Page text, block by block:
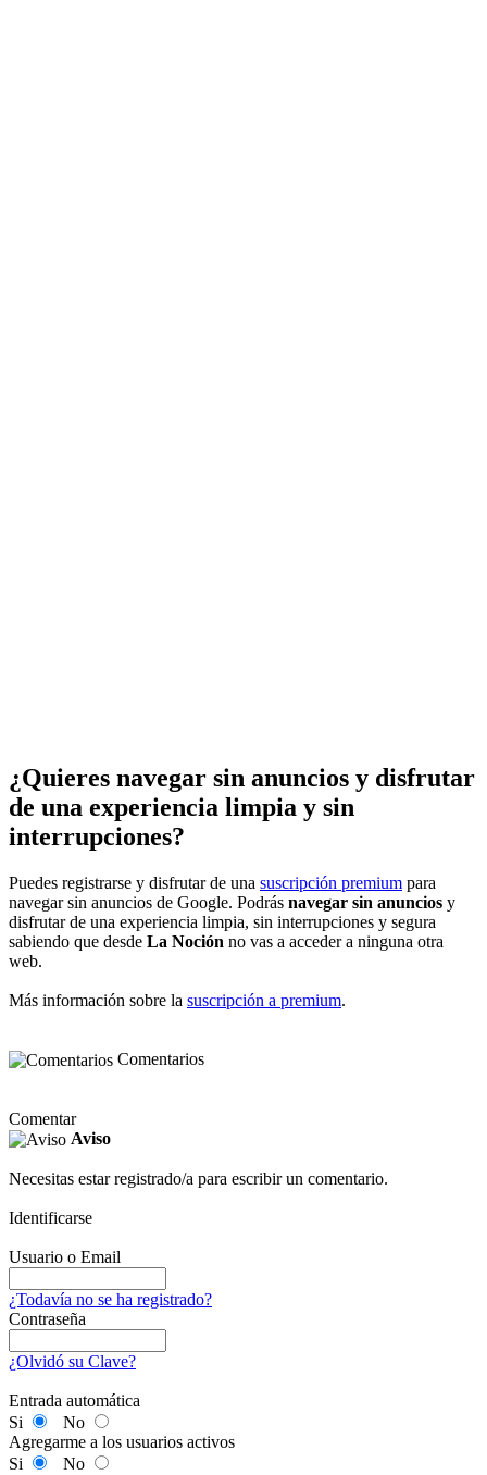
¿Quieres navegar sin anuncios y disfrutar
de una experiencia limpia y sin
interrupciones?
Puedes registrarse y disfrutar de una suscripción premium para
navegar sin anuncios de Google. Podrás navegar sin anuncios y
disfrutar de una experiencia limpia, sin interrupciones y segura
sabiendo que desde La Noción no vas a acceder a ninguna otra
web.
Más información sobre la suscripción a premium.
Comentarios
Comentar
Aviso
Necesitas estar registrado/a para escribir un comentario.
Identificarse
Usuario o Email
¿Todavía no se ha registrado?
Contraseña
¿Olvidó su Clave?
Entrada automática
Si
No
Agregarme a los usuarios activos
Si
No